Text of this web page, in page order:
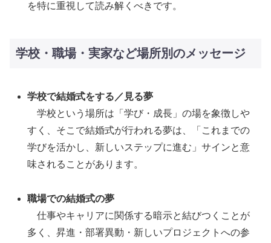
を特に重視して読み解くべきです。
学校・職場・実家など場所別のメッセージ
学校で結婚式をする／見る夢
学校という場所は「学び・成長」の場を象徴しや
すく、そこで結婚式が行われる夢は、「これまでの
学びを活かし、新しいステップに進む」サインと意
味されることがあります。
職場での結婚式の夢
仕事やキャリアに関係する暗示と結びつくことが
多く、昇進・部署異動・新しいプロジェクトへの参